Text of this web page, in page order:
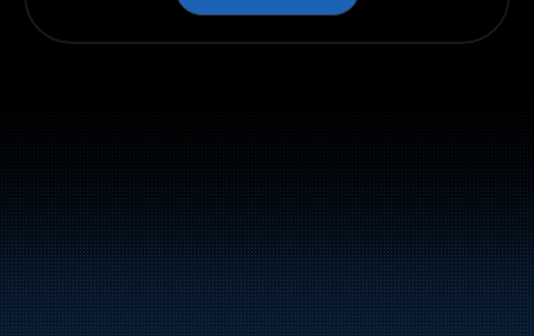
47
Bunker Oil leverer drivstoff og energiprodukter
langs hele norskekysten.